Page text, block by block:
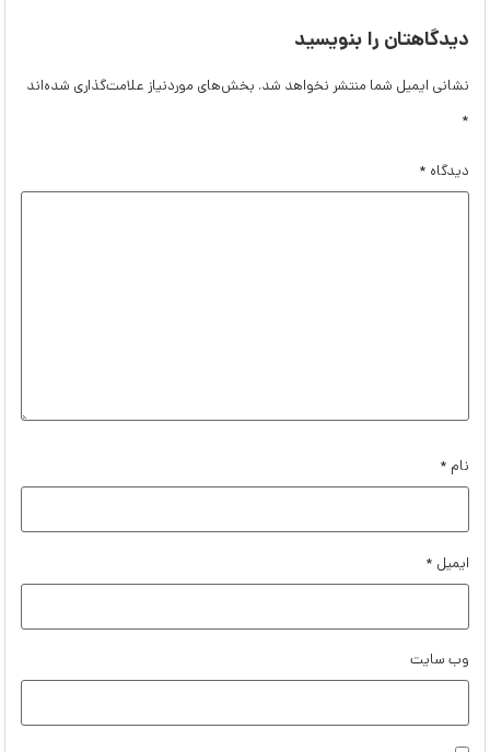
دیدگاهتان را بنویسید
نشانی ایمیل شما منتشر نخواهد شد. بخش‌های موردنیاز علامت‌گذاری شده‌اند
*
دیدگاه *
نام *
ایمیل *
وب‌ سایت